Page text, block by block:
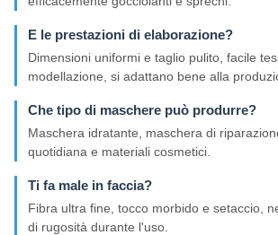
E le prestazioni di elaborazione?
Dimensioni uniformi e taglio pulito, facile
modellazione, si adattano bene alla
Che tipo di maschere può produrre?
Maschera idratante, maschera di
quotidiana e materiali cosmetici.
Ti fa male in faccia?
Fibra ultra fine, tocco morbido e setaccio,
di rugosità durante l'uso.